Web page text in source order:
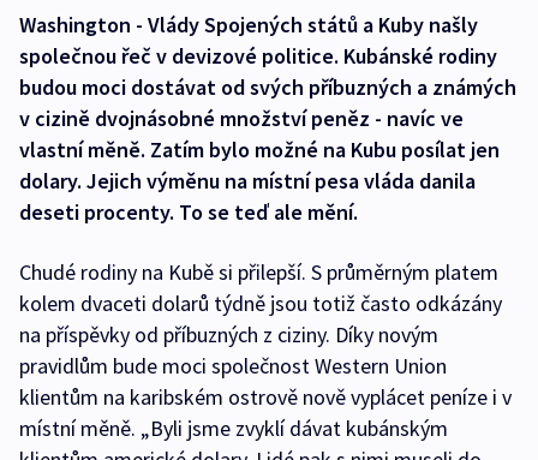
Washington - Vlády Spojených států a Kuby našly
společnou řeč v devizové politice. Kubánské rodiny
budou moci dostávat od svých příbuzných a známých
v cizině dvojnásobné množství peněz - navíc ve
vlastní měně. Zatím bylo možné na Kubu posílat jen
dolary. Jejich výměnu na místní pesa vláda danila
deseti procenty. To se teď ale mění.
Chudé rodiny na Kubě si přilepší. S průměrným platem
kolem dvaceti dolarů týdně jsou totiž často odkázány
na příspěvky od příbuzných z ciziny. Díky novým
pravidlům bude moci společnost Western Union
klientům na karibském ostrově nově vyplácet peníze i v
místní měně. „Byli jsme zvyklí dávat kubánským